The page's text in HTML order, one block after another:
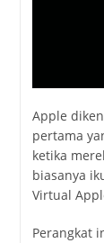
Apple
pertama
ketika
biasanya
Virtual
Perangkat